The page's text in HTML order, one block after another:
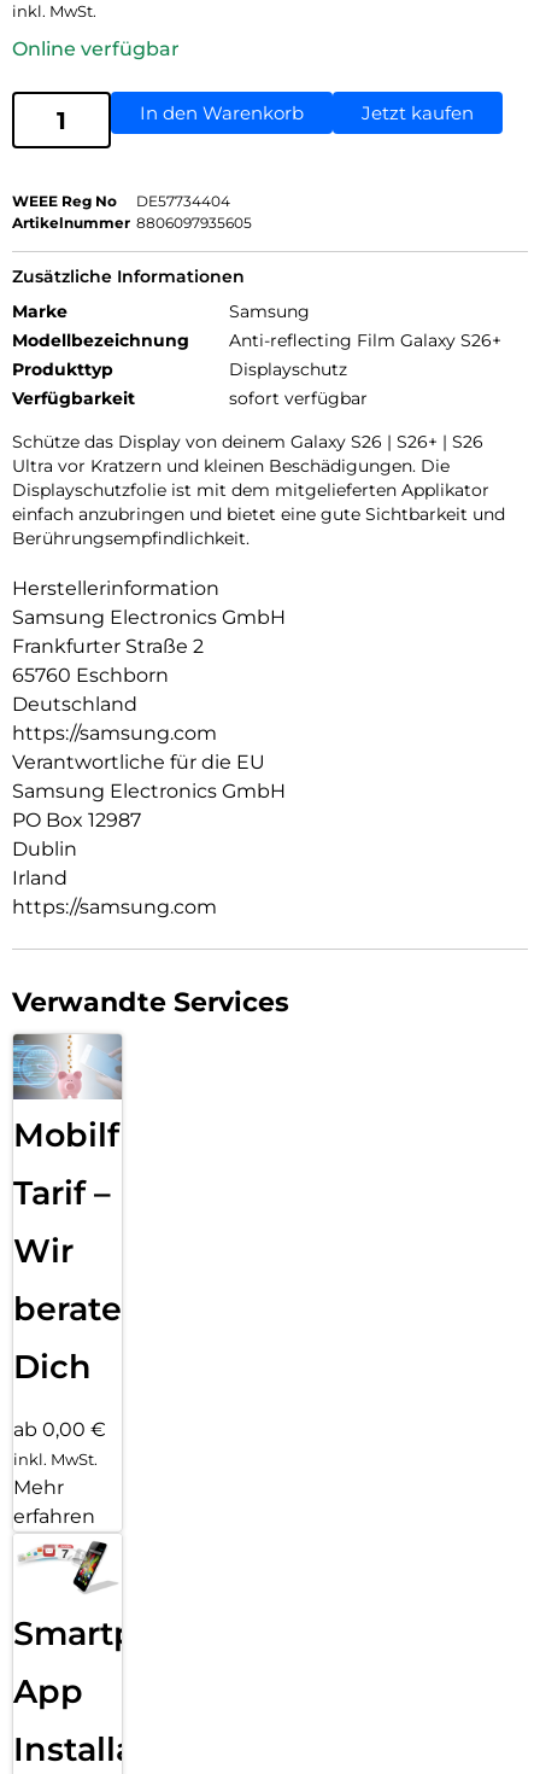
inkl. MwSt.
Online verfügbar
In den Warenkorb Jetzt kaufen
WEEE Reg No
DE57734404
Artikelnummer 8806097935605
Zusätzliche Informationen
Marke
Samsung
Modellbezeichnung
Anti-reflecting Film Galaxy S26+
Produkttyp
Displayschutz
Verfügbarkeit
sofort verfügbar
Schütze das Display von deinem Galaxy S26 | S26+ | S26
Ultra vor Kratzern und kleinen Beschädigungen. Die
Displayschutzfolie ist mit dem mitgelieferten Applikator
einfach anzubringen und bietet eine gute Sichtbarkeit und
Berührungsempfindlichkeit.
Herstellerinformation
Samsung Electronics GmbH
Frankfurter Straße 2
65760 Eschborn
Deutschland
https://samsung.com
Verantwortliche für die EU
Samsung Electronics GmbH
PO Box 12987
Dublin
Irland
https://samsung.com
Verwandte Services
Mobilfunk
Tarif –
Wir
beraten
Dich
ab 0,00 €
inkl. MwSt.
Mehr
erfahren
Smartphone
App
Installation